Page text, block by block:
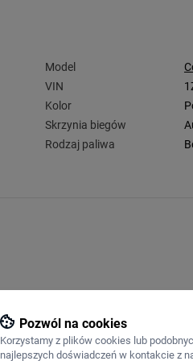
Model
VIN
Kolor
Skrzynia biegów
Rodzaj paliwa
Pozwól na cookies
Korzystamy z plików cookies lub
najlepszych doświadczeń w kontakcie z